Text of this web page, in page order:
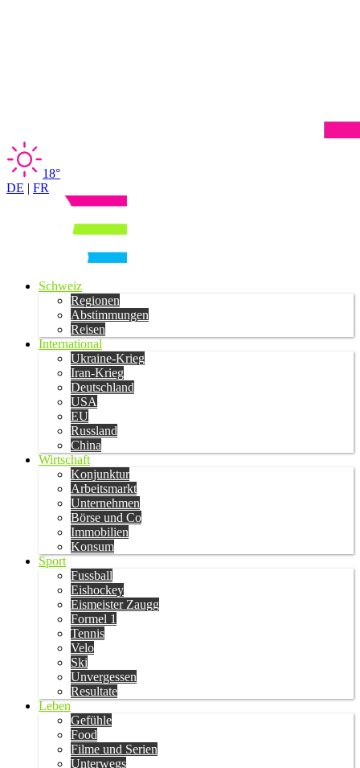
18°
DE | FR
Schweiz
Regionen
Abstimmungen
Reisen
International
Ukraine-Krieg
Iran-Krieg
Deutschland
USA
EU
Russland
China
Wirtschaft
Konjunktur
Arbeitsmarkt
Unternehmen
Börse und Co
Immobilien
Konsum
Sport
Fussball
Eishockey
Eismeister Zaugg
Formel 1
Tennis
Velo
Ski
Unvergessen
Resultate
Leben
Gefühle
Food
Filme und Serien
Unterwegs